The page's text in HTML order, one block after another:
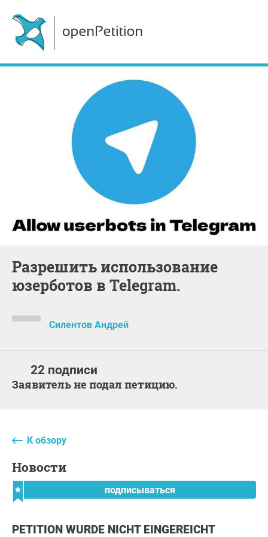
Разрешить использование
юзерботов в Telegram.
Силентов Андрей
22 подписи
Заявитель не подал петицию.
К обзору
Новости
подписываться
PETITION WURDE NICHT EINGEREICHT